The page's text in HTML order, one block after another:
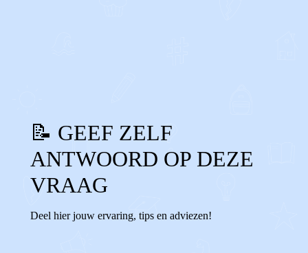
📝 GEEF ZELF
ANTWOORD OP DEZE
VRAAG
Deel hier jouw ervaring, tips en adviezen!